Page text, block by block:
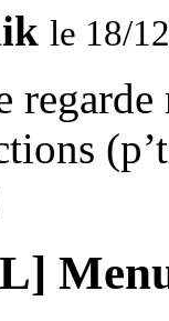
le 18/